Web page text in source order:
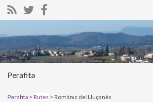
Perafita
Perafita > Rutes > Romànic del Lluçanès